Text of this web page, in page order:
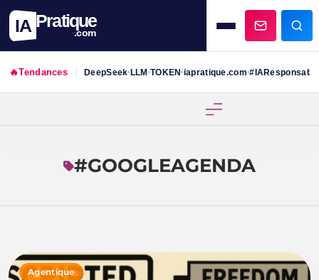
IA Pratique
.com
🔥Tendances DeepSeek•LLM•TOKEN•iapratique.com•#IAResponsable
#GOOGLEAGENDA
Agentique